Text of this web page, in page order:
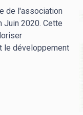
de l'association
Juin 2020. Cette
le développement